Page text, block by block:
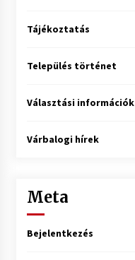
Tájékoztatás
Település történet
Választási információk
Várbalogi hírek
Meta
Bejelentkezés